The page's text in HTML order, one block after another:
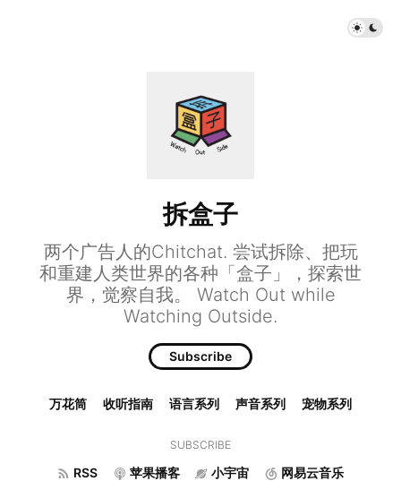
拆盒子
两个广告人的Chitchat. 尝试拆除、把玩
和重建人类世界的各种「盒子」，探索世
界，觉察自我。 Watch Out while
Watching Outside.
Subscribe
万花筒 收听指南 语言系列 声音系列 宠物系列
SUBSCRIBE
RSS 苹果播客 小宇宙 网易云音乐